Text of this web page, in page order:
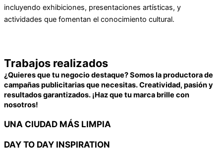
incluyendo exhibiciones, presentaciones artísticas, y
actividades que fomentan el conocimiento cultural.
Trabajos realizados
¿Quieres que tu negocio destaque? Somos la productora de
campañas publicitarias que necesitas. Creatividad, pasión y
resultados garantizados. ¡Haz que tu marca brille con
nosotros!
UNA CIUDAD MÁS LIMPIA
DAY TO DAY INSPIRATION ​